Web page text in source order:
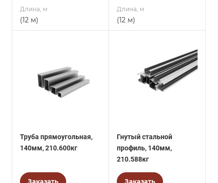
Длина, м
(12 м)
Длина, м
(12 м)
Труба прямоугольная,
140мм, 210.600кг
Заказать
Гнутый стальной
профиль, 140мм,
210.588кг
Заказать